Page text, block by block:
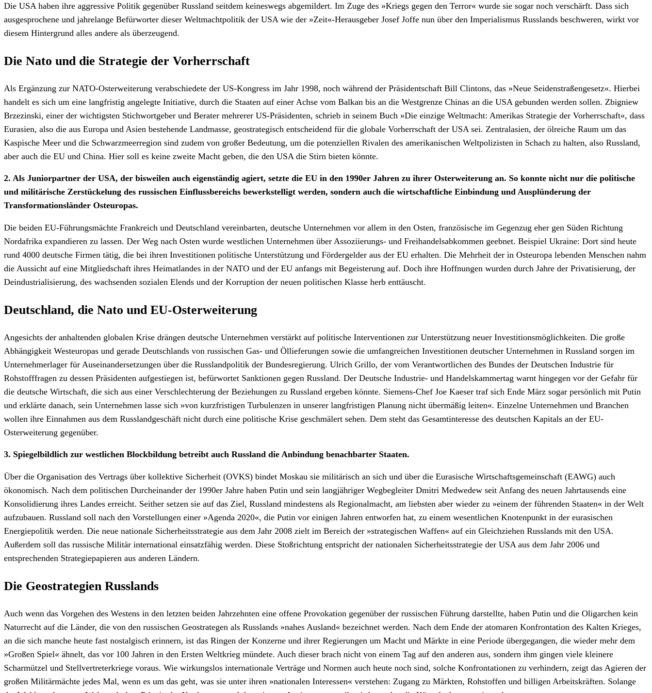
Die USA haben ihre aggressive Politik gegenüber Russland seitdem keineswegs abgemildert. Im Zuge des »Kriegs gegen den Terror« wurde sie sogar noch verschärft. Dass sich
ausgesprochene und jahrelange Befürworter dieser Weltmachtpolitik der USA wie der »Zeit«-Herausgeber Josef Joffe nun über den Imperialismus Russlands beschweren, wirkt vor
diesem Hintergrund alles andere als überzeugend.
Die Nato und die Strategie der Vorherrschaft
Als Ergänzung zur NATO-Osterweiterung verabschiedete der US-Kongress im Jahr 1998, noch während der Präsidentschaft Bill Clintons, das »Neue Seidenstraßengesetz«. Hierbei
handelt es sich um eine langfristig angelegte Initiative, durch die Staaten auf einer Achse vom Balkan bis an die Westgrenze Chinas an die USA gebunden werden sollen. Zbigniew
Brzezinski, einer der wichtigsten Stichwortgeber und Berater mehrerer US-Präsidenten, schrieb in seinem Buch »Die einzige Weltmacht: Amerikas Strategie der Vorherrschaft«, dass
Eurasien, also die aus Europa und Asien bestehende Landmasse, geostrategisch entscheidend für die globale Vorherrschaft der USA sei. Zentralasien, der ölreiche Raum um das
Kaspische Meer und die Schwarzmeerregion sind zudem von großer Bedeutung, um die potenziellen Rivalen des amerikanischen Weltpolizisten in Schach zu halten, also Russland,
aber auch die EU und China. Hier soll es keine zweite Macht geben, die den USA die Stirn bieten könnte.
2. Als Juniorpartner der USA, der bisweilen auch eigenständig agiert, setzte die EU in den 1990er Jahren zu ihrer Osterweiterung an. So konnte nicht nur die politische
und militärische Zerstückelung des russischen Einflussbereichs bewerkstelligt werden, sondern auch die wirtschaftliche Einbindung und Ausplünderung der
Transformationsländer Osteuropas.
Die beiden EU-Führungsmächte Frankreich und Deutschland vereinbarten, deutsche Unternehmen vor allem in den Osten, französische im Gegenzug eher gen Süden Richtung
Nordafrika expandieren zu lassen. Der Weg nach Osten wurde westlichen Unternehmen über Assoziierungs- und Freihandelsabkommen geebnet. Beispiel Ukraine: Dort sind heute
rund 4000 deutsche Firmen tätig, die bei ihren Investitionen politische Unterstützung und Fördergelder aus der EU erhalten. Die Mehrheit der in Osteuropa lebenden Menschen nahm
die Aussicht auf eine Mitgliedschaft ihres Heimatlandes in der NATO und der EU anfangs mit Begeisterung auf. Doch ihre Hoffnungen wurden durch Jahre der Privatisierung, der
Deindustrialisierung, des wachsenden sozialen Elends und der Korruption der neuen politischen Klasse herb enttäuscht.
Deutschland, die Nato und EU-Osterweiterung
Angesichts der anhaltenden globalen Krise drängen deutsche Unternehmen verstärkt auf politische Interventionen zur Unterstützung neuer Investitionsmöglichkeiten. Die große
Abhängigkeit Westeuropas und gerade Deutschlands von russischen Gas- und Öllieferungen sowie die umfangreichen Investitionen deutscher Unternehmen in Russland sorgen im
Unternehmerlager für Auseinandersetzungen über die Russlandpolitik der Bundesregierung. Ulrich Grillo, der vom Verantwortlichen des Bundes der Deutschen Industrie für
Rohstofffragen zu dessen Präsidenten aufgestiegen ist, befürwortet Sanktionen gegen Russland. Der Deutsche Industrie- und Handelskammertag warnt hingegen vor der Gefahr für
die deutsche Wirtschaft, die sich aus einer Verschlechterung der Beziehungen zu Russland ergeben könnte. Siemens-Chef Joe Kaeser traf sich Ende März sogar persönlich mit Putin
und erklärte danach, sein Unternehmen lasse sich »von kurzfristigen Turbulenzen in unserer langfristigen Planung nicht übermäßig leiten«. Einzelne Unternehmen und Branchen
wollen ihre Einnahmen aus dem Russlandgeschäft nicht durch eine politische Krise geschmälert sehen. Dem steht das Gesamtinteresse des deutschen Kapitals an der EU-
Osterweiterung gegenüber.
3. Spiegelbildlich zur westlichen Blockbildung betreibt auch Russland die Anbindung benachbarter Staaten.
Über die Organisation des Vertrags über kollektive Sicherheit (OVKS) bindet Moskau sie militärisch an sich und über die Eurasische Wirtschaftsgemeinschaft (EAWG) auch
ökonomisch. Nach dem politischen Durcheinander der 1990er Jahre haben Putin und sein langjähriger Wegbegleiter Dmitri Medwedew seit Anfang des neuen Jahrtausends eine
Konsolidierung ihres Landes erreicht. Seither setzen sie auf das Ziel, Russland mindestens als Regionalmacht, am liebsten aber wieder zu »einem der führenden Staaten« in der Welt
aufzubauen. Russland soll nach den Vorstellungen einer »Agenda 2020«, die Putin vor einigen Jahren entworfen hat, zu einem wesentlichen Knotenpunkt in der eurasischen
Energiepolitik werden. Die neue nationale Sicherheitsstrategie aus dem Jahr 2008 zielt im Bereich der »strategischen Waffen« auf ein Gleichziehen Russlands mit den USA.
Außerdem soll das russische Militär international einsatzfähig werden. Diese Stoßrichtung entspricht der nationalen Sicherheitsstrategie der USA aus dem Jahr 2006 und
entsprechenden Strategiepapieren aus anderen Ländern.
Die Geostrategien Russlands
Auch wenn das Vorgehen des Westens in den letzten beiden Jahrzehnten eine offene Provokation gegenüber der russischen Führung darstellte, haben Putin und die Oligarchen kein
Naturrecht auf die Länder, die von den russischen Geostrategen als Russlands »nahes Ausland« bezeichnet werden. Nach dem Ende der atomaren Konfrontation des Kalten Krieges,
an die sich manche heute fast nostalgisch erinnern, ist das Ringen der Konzerne und ihrer Regierungen um Macht und Märkte in eine Periode übergegangen, die wieder mehr dem
»Großen Spiel« ähnelt, das vor 100 Jahren in den Ersten Weltkrieg mündete. Auch dieser brach nicht von einem Tag auf den anderen aus, sondern ihm gingen viele kleinere
Scharmützel und Stellvertreterkriege voraus. Wie wirkungslos internationale Verträge und Normen auch heute noch sind, solche Konfrontationen zu verhindern, zeigt das Agieren der
großen Militärmächte jedes Mal, wenn es um das geht, was sie unter ihren »nationalen Interessen« verstehen: Zugang zu Märkten, Rohstoffen und billigen Arbeitskräften. Solange